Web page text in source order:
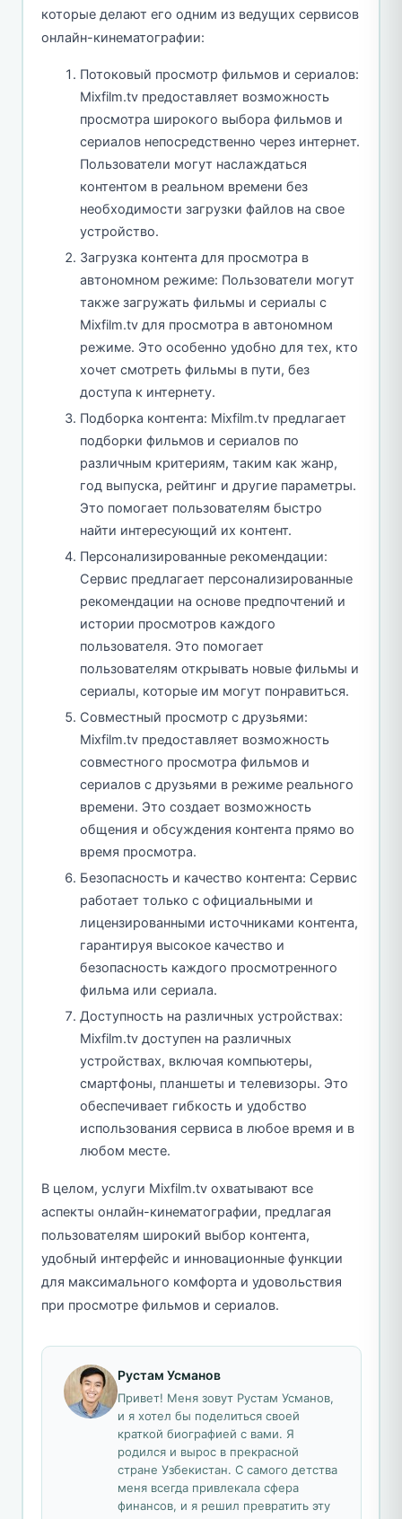
которые делают его одним из ведущих сервисов
онлайн-кинематографии:
Потоковый просмотр фильмов и сериалов:
Mixfilm.tv предоставляет возможность
просмотра широкого выбора фильмов и
сериалов непосредственно через интернет.
Пользователи могут наслаждаться
контентом в реальном времени без
необходимости загрузки файлов на свое
устройство.
Загрузка контента для просмотра в
автономном режиме: Пользователи могут
также загружать фильмы и сериалы с
Mixfilm.tv для просмотра в автономном
режиме. Это особенно удобно для тех, кто
хочет смотреть фильмы в пути, без
доступа к интернету.
Подборка контента: Mixfilm.tv предлагает
подборки фильмов и сериалов по
различным критериям, таким как жанр,
год выпуска, рейтинг и другие параметры.
Это помогает пользователям быстро
найти интересующий их контент.
Персонализированные рекомендации:
Сервис предлагает персонализированные
рекомендации на основе предпочтений и
истории просмотров каждого
пользователя. Это помогает
пользователям открывать новые фильмы и
сериалы, которые им могут понравиться.
Совместный просмотр с друзьями:
Mixfilm.tv предоставляет возможность
совместного просмотра фильмов и
сериалов с друзьями в режиме реального
времени. Это создает возможность
общения и обсуждения контента прямо во
время просмотра.
Безопасность и качество контента: Сервис
работает только с официальными и
лицензированными источниками контента,
гарантируя высокое качество и
безопасность каждого просмотренного
фильма или сериала.
Доступность на различных устройствах:
Mixfilm.tv доступен на различных
устройствах, включая компьютеры,
смартфоны, планшеты и телевизоры. Это
обеспечивает гибкость и удобство
использования сервиса в любое время и в
любом месте.
В целом, услуги Mixfilm.tv охватывают все
аспекты онлайн-кинематографии, предлагая
пользователям широкий выбор контента,
удобный интерфейс и инновационные функции
для максимального комфорта и удовольствия
при просмотре фильмов и сериалов.
Рустам Усманов
Привет! Меня зовут Рустам Усманов,
и я хотел бы поделиться своей
краткой биографией с вами. Я
родился и вырос в прекрасной
стране Узбекистан. С самого детства
меня всегда привлекала сфера
финансов, и я решил превратить эту